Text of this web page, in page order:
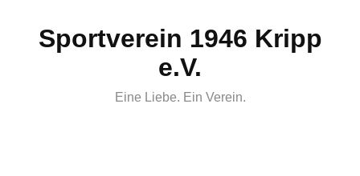
Sportverein 1946 Kripp
e.V.
Eine Liebe. Ein Verein.